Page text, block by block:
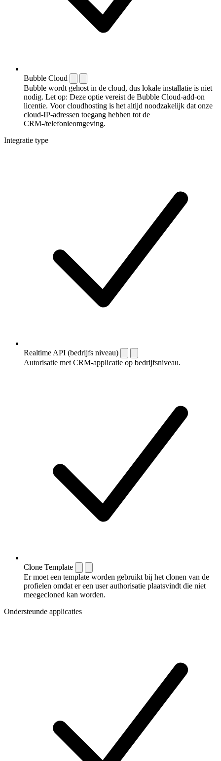
Bubble Cloud
Bubble wordt gehost in de cloud, dus lokale installatie is niet
nodig. Let op: Deze optie vereist de Bubble Cloud-add-on
licentie. Voor cloudhosting is het altijd noodzakelijk dat onze
cloud-IP-adressen toegang hebben tot de
CRM-/telefonieomgeving.
Integratie type
Realtime API (bedrijfs niveau)
Autorisatie met CRM-applicatie op bedrijfsniveau.
Clone Template
Er moet een template worden gebruikt bij het clonen van de
profielen omdat er een user authorisatie plaatsvindt die niet
meegecloned kan worden.
Ondersteunde applicaties